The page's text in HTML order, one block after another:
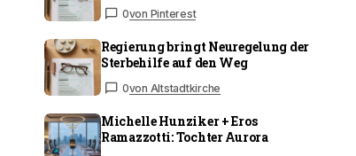
0von Pinterest
Regierung bringt Neuregelung der
Sterbehilfe auf den Weg
0von Altstadtkirche
Michelle Hunziker + Eros
Ramazzotti: Tochter Aurora